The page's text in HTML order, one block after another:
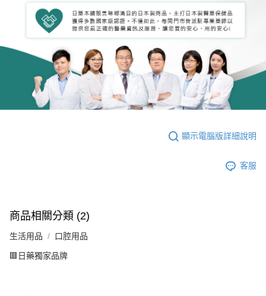
顯示電腦版詳細說明
客服
商品相關分類 (2)
生活用品 口腔用品
🟥日藥獨家品牌